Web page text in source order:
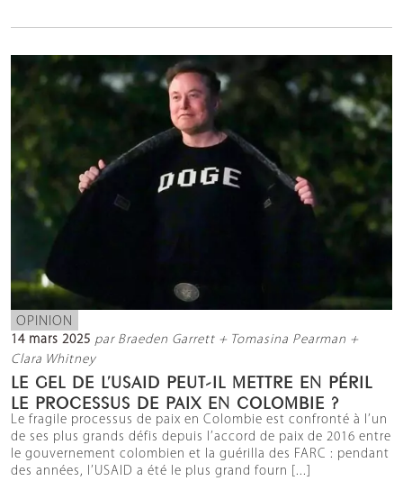
OPINION
14 mars 2025 par Braeden Garrett + Tomasina Pearman +
Clara Whitney
LE GEL DE L’USAID PEUT-IL METTRE EN PÉRIL
LE PROCESSUS DE PAIX EN COLOMBIE ?
Le fragile processus de paix en Colombie est confronté à l’un
de ses plus grands défis depuis l’accord de paix de 2016 entre
le gouvernement colombien et la guérilla des FARC : pendant
des années, l’USAID a été le plus grand fourn [...]